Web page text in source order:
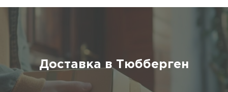
Доставка в Тюбберген